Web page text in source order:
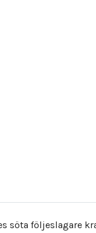
söta följeslagare